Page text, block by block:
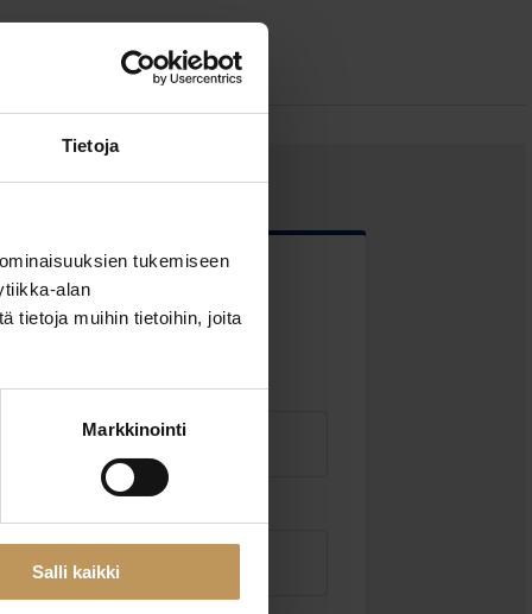
Tietoja
tukemiseen
alan
tietoja muihin tietoihin, joita
Markkinointi
Salli kaikki